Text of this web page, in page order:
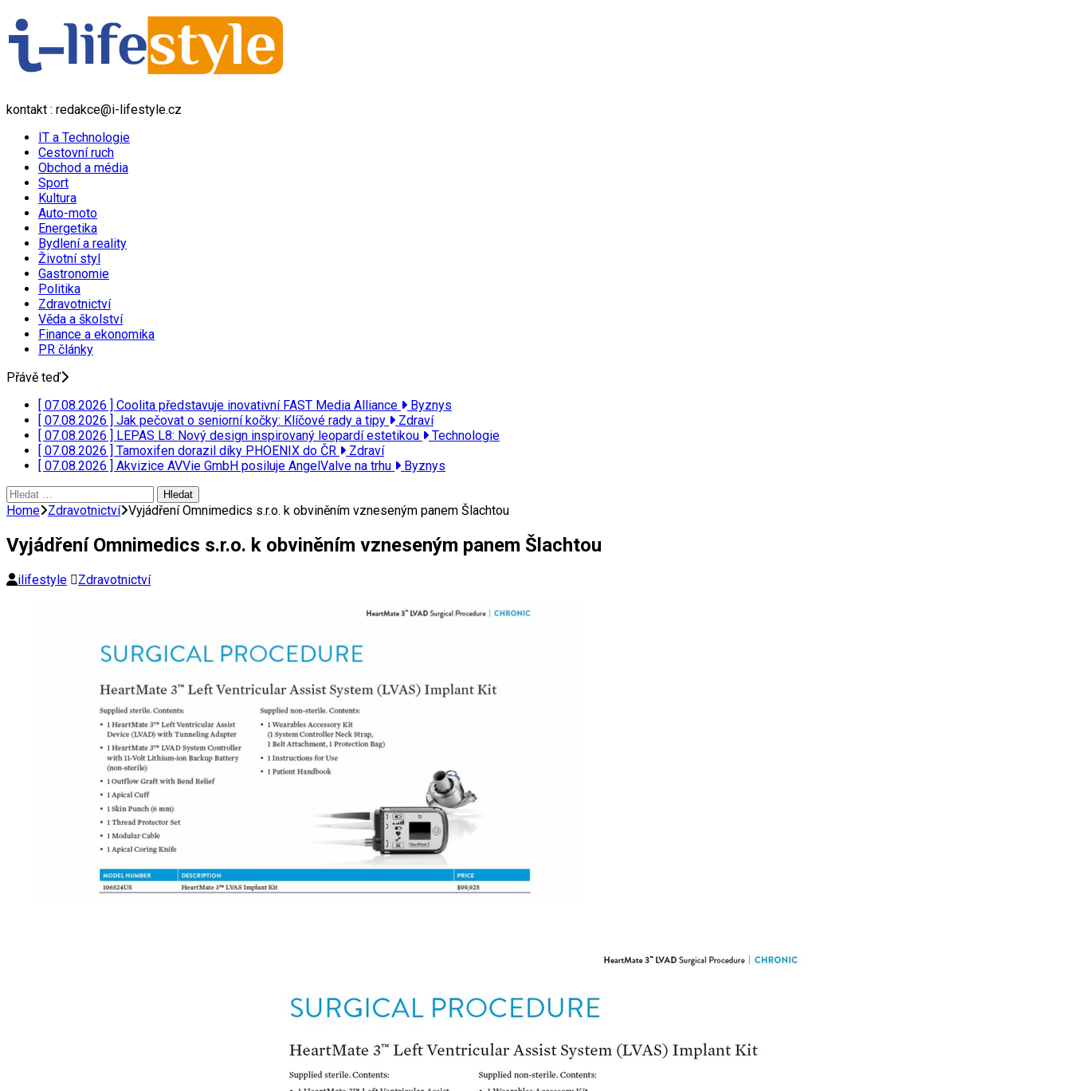
kontakt : redakce@i-lifestyle.cz
IT a Technologie
Cestovní ruch
Obchod a média
Sport
Kultura
Auto-moto
Energetika
Bydlení a reality
Životní styl
Gastronomie
Politika
Zdravotnictví
Věda a školství
Finance a ekonomika
PR články
Přávě teď
[ 07.08.2026 ] Coolita představuje inovativní FAST Media Alliance
Byznys
[ 07.08.2026 ] Jak pečovat o seniorní kočky: Klíčové rady a tipy
Zdraví
[ 07.08.2026 ] LEPAS L8: Nový design inspirovaný leopardí estetikou
Technologie
[ 07.08.2026 ] Tamoxifen dorazil díky PHOENIX do ČR
Zdraví
[ 07.08.2026 ] Akvizice AVVie GmbH posiluje AngelValve na trhu
Byznys
Vyhledávání
Home Zdravotnictví Vyjádření Omnimedics s.r.o. k obviněním vzneseným panem Šlachtou
Vyjádření Omnimedics s.r.o. k obviněním vzneseným panem Šlachtou
ilifestyle Zdravotnictví